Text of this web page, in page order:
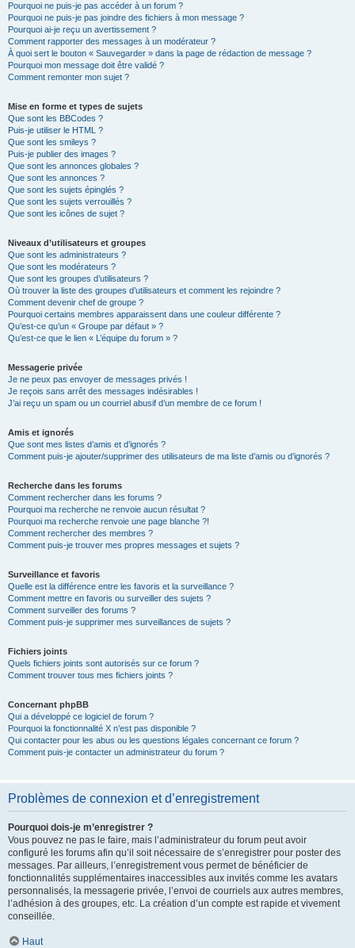
Pourquoi ne puis-je pas accéder à un forum ?
Pourquoi ne puis-je pas joindre des fichiers à mon message ?
Pourquoi ai-je reçu un avertissement ?
Comment rapporter des messages à un modérateur ?
À quoi sert le bouton « Sauvegarder » dans la page de rédaction de message ?
Pourquoi mon message doit être validé ?
Comment remonter mon sujet ?
Mise en forme et types de sujets
Que sont les BBCodes ?
Puis-je utiliser le HTML ?
Que sont les smileys ?
Puis-je publier des images ?
Que sont les annonces globales ?
Que sont les annonces ?
Que sont les sujets épinglés ?
Que sont les sujets verrouillés ?
Que sont les icônes de sujet ?
Niveaux d’utilisateurs et groupes
Que sont les administrateurs ?
Que sont les modérateurs ?
Que sont les groupes d’utilisateurs ?
Où trouver la liste des groupes d’utilisateurs et comment les rejoindre ?
Comment devenir chef de groupe ?
Pourquoi certains membres apparaissent dans une couleur différente ?
Qu’est-ce qu’un « Groupe par défaut » ?
Qu’est-ce que le lien « L’équipe du forum » ?
Messagerie privée
Je ne peux pas envoyer de messages privés !
Je reçois sans arrêt des messages indésirables !
J’ai reçu un spam ou un courriel abusif d’un membre de ce forum !
Amis et ignorés
Que sont mes listes d’amis et d’ignorés ?
Comment puis-je ajouter/supprimer des utilisateurs de ma liste d’amis ou d’ignorés ?
Recherche dans les forums
Comment rechercher dans les forums ?
Pourquoi ma recherche ne renvoie aucun résultat ?
Pourquoi ma recherche renvoie une page blanche ?!
Comment rechercher des membres ?
Comment puis-je trouver mes propres messages et sujets ?
Surveillance et favoris
Quelle est la différence entre les favoris et la surveillance ?
Comment mettre en favoris ou surveiller des sujets ?
Comment surveiller des forums ?
Comment puis-je supprimer mes surveillances de sujets ?
Fichiers joints
Quels fichiers joints sont autorisés sur ce forum ?
Comment trouver tous mes fichiers joints ?
Concernant phpBB
Qui a développé ce logiciel de forum ?
Pourquoi la fonctionnalité X n’est pas disponible ?
Qui contacter pour les abus ou les questions légales concernant ce forum ?
Comment puis-je contacter un administrateur du forum ?
Problèmes de connexion et d’enregistrement
Pourquoi dois-je m’enregistrer ?
Vous pouvez ne pas le faire, mais l’administrateur du forum peut avoir
configuré les forums afin qu’il soit nécessaire de s’enregistrer pour poster des
messages. Par ailleurs, l’enregistrement vous permet de bénéficier de
fonctionnalités supplémentaires inaccessibles aux invités comme les avatars
personnalisés, la messagerie privée, l’envoi de courriels aux autres membres,
l’adhésion à des groupes, etc. La création d’un compte est rapide et vivement
conseillée.
Haut